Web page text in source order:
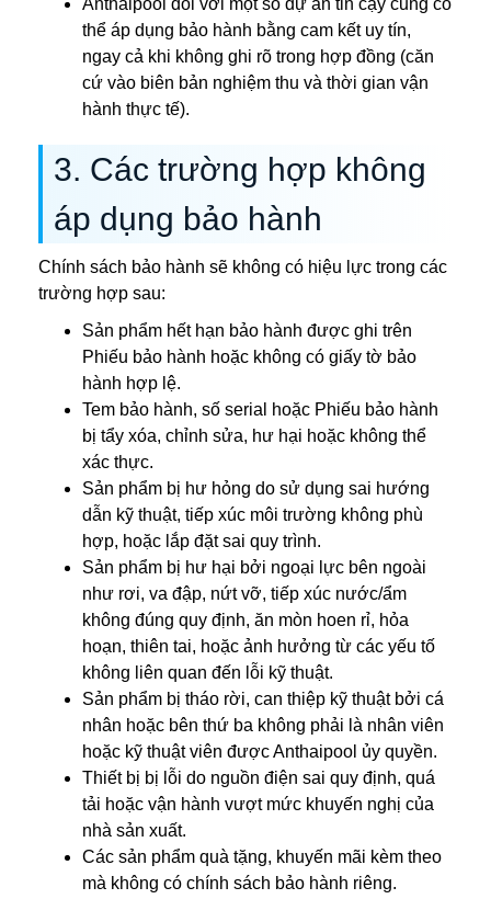
Anthaipool đối với một số dự án tin cậy cũng có
thể áp dụng bảo hành bằng cam kết uy tín,
ngay cả khi không ghi rõ trong hợp đồng (căn
cứ vào biên bản nghiệm thu và thời gian vận
hành thực tế).
3. Các trường hợp không
áp dụng bảo hành
Chính sách bảo hành sẽ không có hiệu lực trong các
trường hợp sau:
Sản phẩm hết hạn bảo hành được ghi trên
Phiếu bảo hành hoặc không có giấy tờ bảo
hành hợp lệ.
Tem bảo hành, số serial hoặc Phiếu bảo hành
bị tẩy xóa, chỉnh sửa, hư hại hoặc không thể
xác thực.
Sản phẩm bị hư hỏng do sử dụng sai hướng
dẫn kỹ thuật, tiếp xúc môi trường không phù
hợp, hoặc lắp đặt sai quy trình.
Sản phẩm bị hư hại bởi ngoại lực bên ngoài
như rơi, va đập, nứt vỡ, tiếp xúc nước/ẩm
không đúng quy định, ăn mòn hoen rỉ, hỏa
hoạn, thiên tai, hoặc ảnh hưởng từ các yếu tố
không liên quan đến lỗi kỹ thuật.
Sản phẩm bị tháo rời, can thiệp kỹ thuật bởi cá
nhân hoặc bên thứ ba không phải là nhân viên
hoặc kỹ thuật viên được Anthaipool ủy quyền.
Thiết bị bị lỗi do nguồn điện sai quy định, quá
tải hoặc vận hành vượt mức khuyến nghị của
nhà sản xuất.
Các sản phẩm quà tặng, khuyến mãi kèm theo
mà không có chính sách bảo hành riêng.